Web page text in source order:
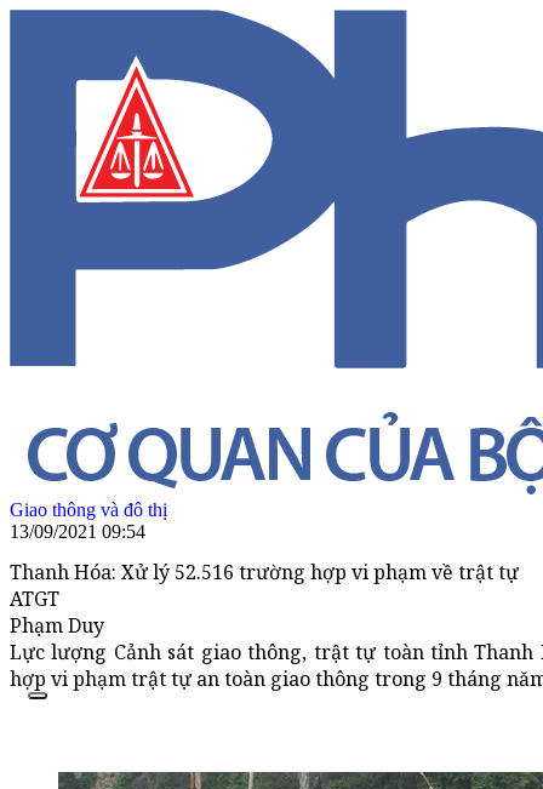
Giao thông và đô thị
13/09/2021 09:54
Thanh Hóa: Xử lý 52.516 trường hợp vi phạm về trật tự
ATGT
Phạm Duy
Lực lượng Cảnh sát giao thông, trật tự toàn tỉnh
hợp vi phạm trật tự an toàn giao thông trong 9 tháng